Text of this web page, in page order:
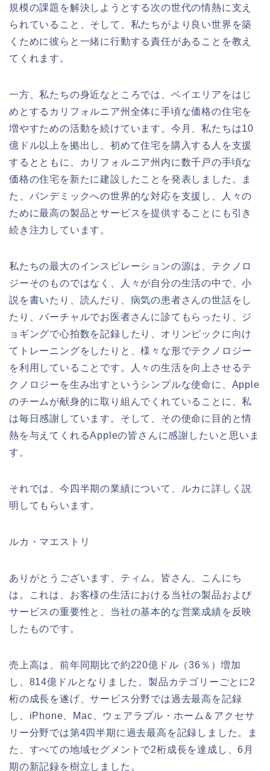
規模の課題を解決しようとする次の世代の情熱に支え
られていること、そして、私たちがより良い世界を築
くために彼らと一緒に行動する責任があることを教え
てくれます。
一方、私たちの身近なところでは、ベイエリアをはじ
めとするカリフォルニア州全体に手頃な価格の住宅を
増やすための活動を続けています。今月、私たちは10
億ドル以上を拠出し、初めて住宅を購入する人を支援
するとともに、カリフォルニア州内に数千戸の手頃な
価格の住宅を新たに建設したことを発表しました。ま
た、パンデミックへの世界的な対応を支援し、人々の
ために最高の製品とサービスを提供することにも引き
続き注力しています。
私たちの最大のインスピレーションの源は、テクノロ
ジーそのものではなく、人々が自分の生活の中で、小
説を書いたり、読んだり、病気の患者さんの世話をし
たり、バーチャルでお医者さんに診てもらったり、ジ
ョギングで心拍数を記録したり、オリンピックに向け
てトレーニングをしたりと、様々な形でテクノロジー
を利用していることです。人々の生活を向上させるテ
クノロジーを生み出すというシンプルな使命に、Apple
のチームが献身的に取り組んでくれていることに、私
は毎日感謝しています。そして、その使命に目的と情
熱を与えてくれるAppleの皆さんに感謝したいと思いま
す。
それでは、今四半期の業績について、ルカに詳しく説
明してもらいます。
ルカ・マエストリ
ありがとうございます、ティム。皆さん、こんにち
は。これは、お客様の生活における当社の製品および
サービスの重要性と、当社の基本的な営業成績を反映
したものです。
売上高は、前年同期比で約220億ドル（36％）増加
し、814億ドルとなりました。製品カテゴリーごとに2
桁の成長を遂げ、サービス分野では過去最高を記録
し、iPhone、Mac、ウェアラブル・ホーム＆アクセサ
リー分野では第4四半期に過去最高を記録しました。ま
た、すべての地域セグメントで2桁成長を達成し、6月
期の新記録を樹立しました。